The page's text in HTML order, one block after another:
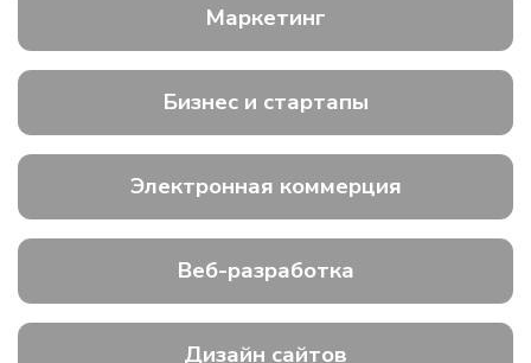
Маркетинг
Бизнес и стартапы
Электронная коммерция
Веб-разработка
Дизайн сайтов